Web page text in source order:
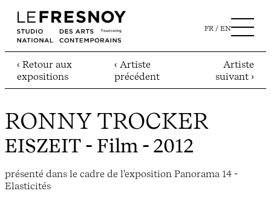
FR EN
‹ Retour aux
expositions
‹ Artiste
précédent
Artiste
suivant ›
RONNY TROCKER
EISZEIT - Film - 2012
présenté dans le cadre de l'exposition Panorama 14 -
Elasticités